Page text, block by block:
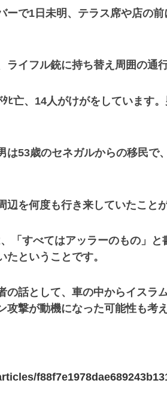
ーで1日未明、テラス席や店の
ライフル銃に持ち替え周囲の通
ﾋ亡、14人がけがをしています
は53歳のセネガルからの移民で
を何度も行き来していたこと
「すべてはアッラーのもの」
ということです。
の話として、車の中からイスラ
攻撃が動機になった可能性も考